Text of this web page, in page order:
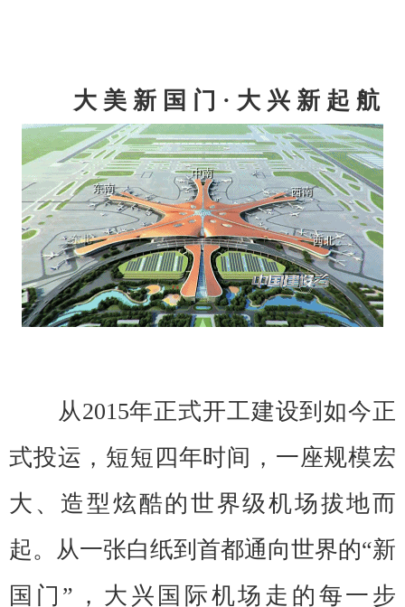
大 美 新 国 门 · 大 兴 新 起 航
从2015年正式开工建设到如今正
式投运，短短四年时间，一座规模宏
大、造型炫酷的世界级机场拔地而
起。从一张白纸到首都通向世界的“新
国门”，大兴国际机场走的每一步